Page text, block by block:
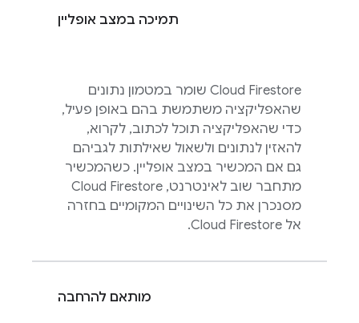
תמיכה במצב אופליין
Cloud Firestore שומר במטמון נתונים
שהאפליקציה משתמשת בהם באופן פעיל,
כדי שהאפליקציה תוכל לכתוב, לקרוא,
להאזין לנתונים ולשאול שאילתות לגביהם
גם אם המכשיר במצב אופליין. כשהמכשיר
מתחבר שוב לאינטרנט, Cloud Firestore
מסנכרן את כל השינויים המקומיים בחזרה
אל Cloud Firestore
.
מותאם להרחבה